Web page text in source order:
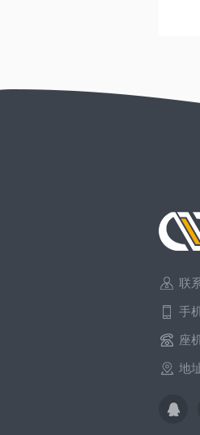
联
手
座
地